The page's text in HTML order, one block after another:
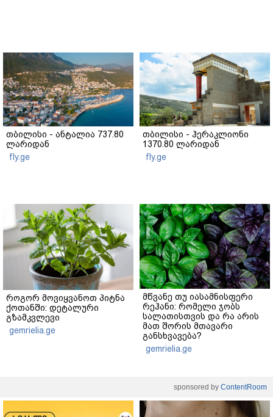
თბილისი - ანტალია 737.80
ლარიდან
fly.ge
თბილისი - ჰერაკლიონი
1370.80 ლარიდან
fly.ge
როგორ მოვიყვანოთ პიტნა
ქოთანში: დეტალური
გზამკვლევი
gemrielia.ge
მწვანე თუ იასამნისფერი
რეჰანი: რომელი ჯობს
სალათისთვის და რა არის
მათ შორის მთავარი
განსხვავება?
gemrielia.ge
sponsored by ContentRoom